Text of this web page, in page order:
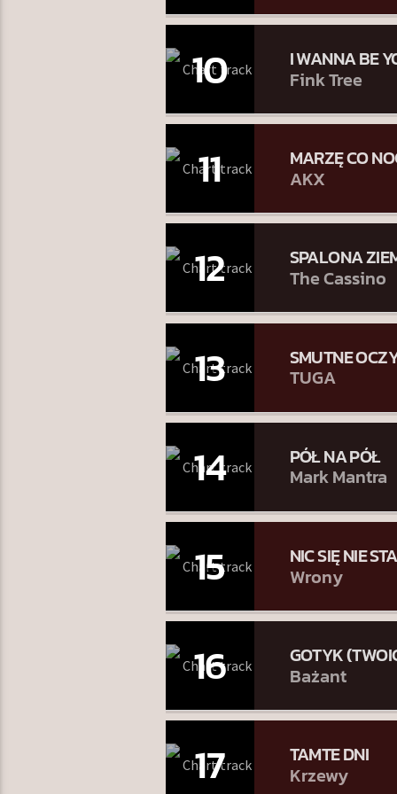
10 I WANNA BE
Fink Tree
11 MARZĘ CO
AKX
12 SPALONA
The Cassino
13 SMUTNE
TUGA
14 PÓŁ NA PÓŁ
Mark Mantra
15 NIC SIĘ NIE
Wrony
16 GOTYK
Bażant
17 TAMTE DNI
Krzewy